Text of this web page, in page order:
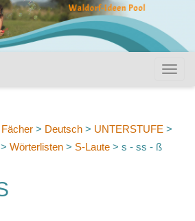
Fächer > Deutsch > UNTERSTUFE >
> Wörterlisten > S-Laute > s - ss - ß